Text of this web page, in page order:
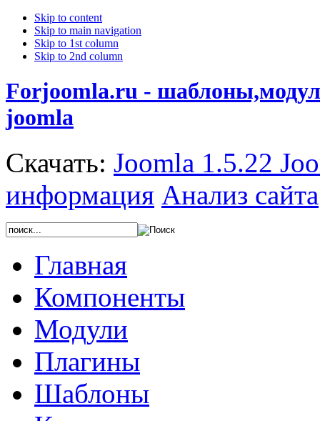
Skip to content
Skip to main navigation
Skip to 1st column
Skip to 2nd column
Forjoomla.ru -
joomla
Скачать: Joomla 1.5.22
информация Анализ сайта
Главная
Компоненты
Модули
Плагины
Шаблоны